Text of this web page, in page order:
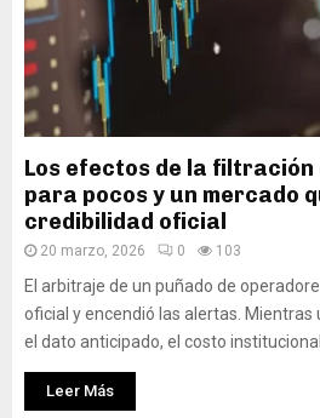
Los efectos de la filtración
para pocos y un mercado
credibilidad oficial
20 marzo, 2026 0 103
El arbitraje de un puñado de
oficial y encendió las alertas.
el dato anticipado, el costo
Leer Más